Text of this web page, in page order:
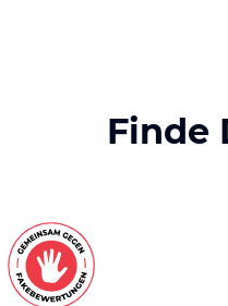
Finde